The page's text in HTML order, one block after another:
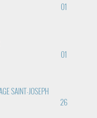
01
01
SAINT-JOSEPH
26